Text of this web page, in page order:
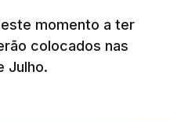
momento a ter
colocados nas
Julho.